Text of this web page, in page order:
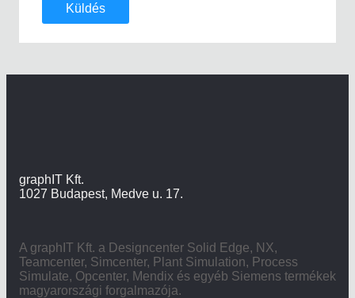
Küldés
graphIT Kft.
1027 Budapest, Medve u. 17.
A graphIT Kft. a Designcenter Solid Edge, NX,
Teamcenter, Simcenter, Plant Simulation, Process
Simulate, Opcenter, Mendix és egyéb Siemens termékek
magyarországi forgalmazója.